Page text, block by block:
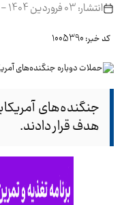
انتشار: 03 فروردین 1404 - 21:59
کد خبر: 1005390
جنگنده‌های
هدف قرار دادند.